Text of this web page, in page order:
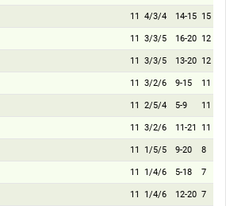
11 4/3/4 14-15 15
11 3/3/5 16-20 12
11 3/3/5 13-20 12
11 3/2/6 9-15 11
11 2/5/4 5-9 11
11 3/2/6 11-21 11
11 1/5/5 9-20 8
11 1/4/6 5-18 7
11 1/4/6 12-20 7